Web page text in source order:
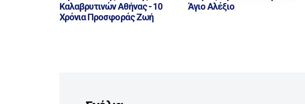
Καλαβρυτινών Αθήνας - 10
Χρόνια Προσφοράς Ζωή
Άγιο Αλέξιο